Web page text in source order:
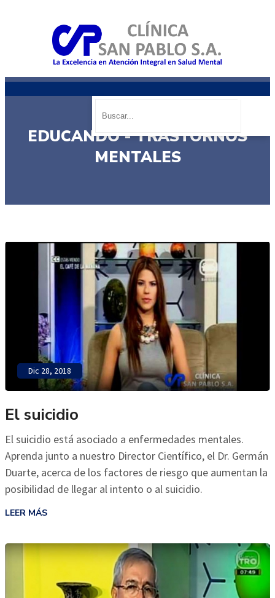
EDUCANDO - TRASTORNOS
MENTALES
Dic 28, 2018
El suicidio
El suicidio está asociado a enfermedades mentales.
Aprenda junto a nuestro Director Científico, el Dr. Germán
Duarte, acerca de los factores de riesgo que aumentan la
posibilidad de llegar al intento o al suicidio.
LEER MÁS